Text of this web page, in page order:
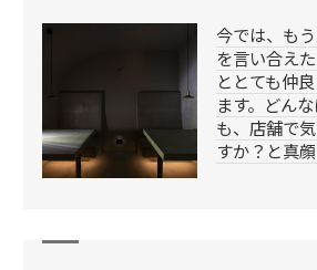
今では、も
を言い合え
ととても仲
ます。どん
も、店舗で
すか？と真